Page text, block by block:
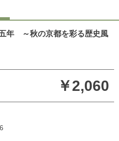
～秋の京都を彩る歴史風
￥2,060